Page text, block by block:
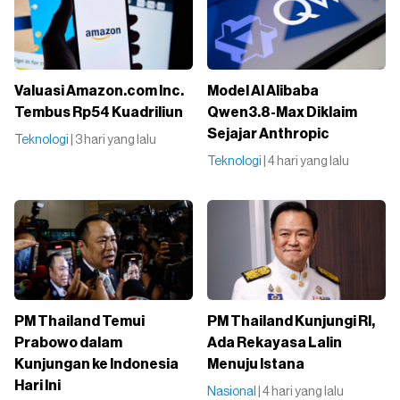
Valuasi Amazon.com Inc.
Tembus Rp54 Kuadriliun
Teknologi | 3 hari yang lalu
Model AI Alibaba
Qwen3.8-Max Diklaim
Sejajar Anthropic
Teknologi | 4 hari yang lalu
PM Thailand Temui
Prabowo dalam
Kunjungan ke Indonesia
Hari Ini
PM Thailand Kunjungi RI,
Ada Rekayasa Lalin
Menuju Istana
Nasional | 4 hari yang lalu